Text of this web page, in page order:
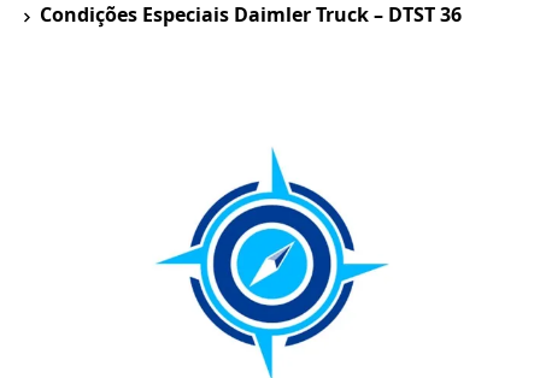
Condições Especiais Daimler Truck – DTST 36